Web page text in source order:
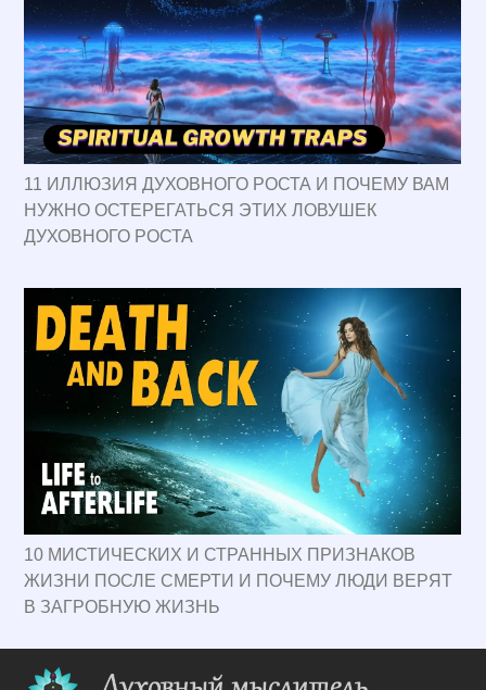
11 ИЛЛЮЗИЯ ДУХОВНОГО РОСТА И ПОЧЕМУ ВАМ
НУЖНО ОСТЕРЕГАТЬСЯ ЭТИХ ЛОВУШЕК
ДУХОВНОГО РОСТА
10 МИСТИЧЕСКИХ И СТРАННЫХ ПРИЗНАКОВ
ЖИЗНИ ПОСЛЕ СМЕРТИ И ПОЧЕМУ ЛЮДИ ВЕРЯТ
В ЗАГРОБНУЮ ЖИЗНЬ